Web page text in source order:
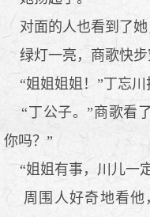
对面的人也看到了她
绿灯一亮，商歌快步
“姐姐姐姐！”丁忘川
“丁公子。”商歌看
你吗？”
“姐姐有事，川儿一
周围人好奇地看他